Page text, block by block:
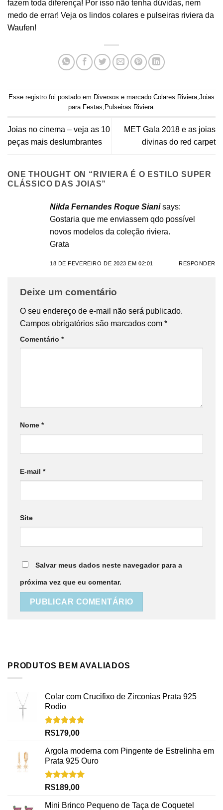
fazem toda diferença! Por isso não tenha dúvidas, nem
medo de errar! Veja os lindos colares e pulseiras riviera da
Waufen!
Esse registro foi postado em Diversos e marcado Colares Riviera,Joias
para Festas, Pulseiras Riviera.
Joias no cinema – veja as 10
peças mais deslumbrantes
MET Gala 2018 e as joias
divinas do red carpet
ONE THOUGHT ON “ RIVIERA É O ESTILO SUPER
CLÁSSICO DAS JOIAS”
Nilda Fernandes Roque Siani says:
Gostaria que me enviassem qdo possível
novos modelos da coleção riviera.
Grata
18 DE FEVEREIRO DE 2023 EM 02:01 RESPONDER
Deixe um comentário
O seu endereço de e-mail não será publicado.
Campos obrigatórios são marcados com *
Comentário *
Nome *
E-mail *
Site
Salvar meus dados neste navegador para a
próxima vez que eu comentar.
PRODUTOS BEM AVALIADOS
Colar com Crucifixo de Zirconias Prata 925
Rodio
Avaliação
R$179,00
Argola moderna com Pingente de Estrelinha em
Prata 925 Ouro
Avaliação
R$189,00
Mini Brinco Pequeno de Taça de Coquetel